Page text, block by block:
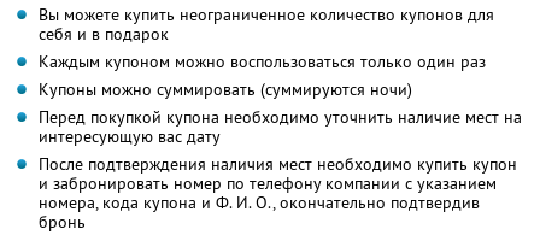
Вы можете купить неограниченное количество купонов для
себя и в подарок
Каждым купоном можно воспользоваться только один раз
Купоны можно суммировать (суммируются ночи)
Перед покупкой купона необходимо уточнить наличие мест на
интересующую вас дату
После подтверждения наличия мест необходимо купить купон
и забронировать номер по телефону компании с указанием
номера, кода купона и Ф. И. О., окончательно подтвердив
бронь